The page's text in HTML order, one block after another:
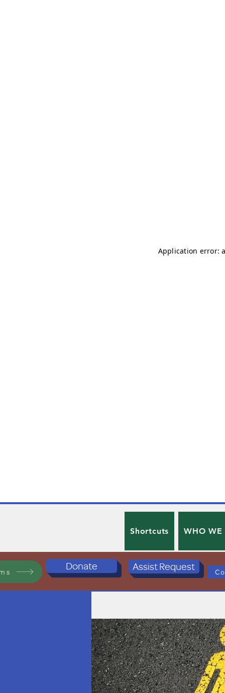
Shortcuts WHO WE
Donate Assist Request